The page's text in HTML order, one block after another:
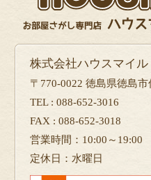
株式会社ハウスマイル
〒770-0022 徳島県徳島
TEL : 088-652-3016
FAX : 088-652-3018
営業時間：10:00～19:00
定休日：水曜日